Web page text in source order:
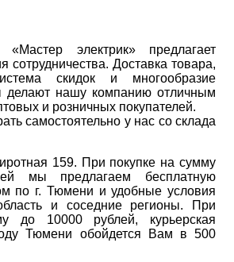
электрик» предлагает
сотрудничества. Доставка товара,
скидок и многообразие
делают нашу компанию отличным
и розничных покупателей.
самостоятельно у нас со склада
159. При покупке на сумму
мы предлагаем бесплатную
по г. Тюмени и удобные условия
и соседние регионы. При
до 10000 рублей, курьерская
Тюмени обойдется Вам в 500